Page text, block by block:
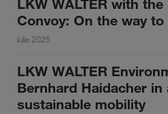
LKW WALTER with
Convoy: On the way
iulie 2025
LKW WALTER
Bernhard Haidacher
sustainable mobility